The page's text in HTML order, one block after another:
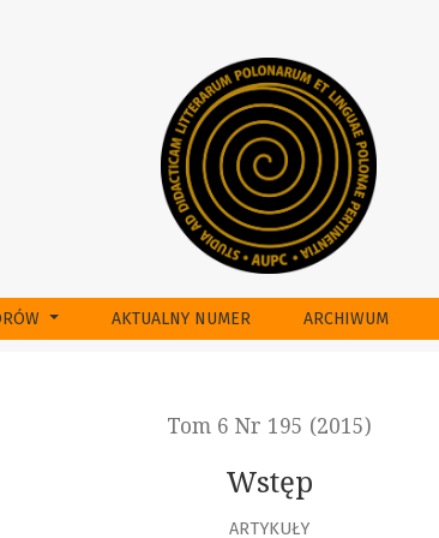
AKTUALNY NUMER ARCHIWUM
Tom 6 Nr 195 (2015)
Wstęp
ARTYKUŁY